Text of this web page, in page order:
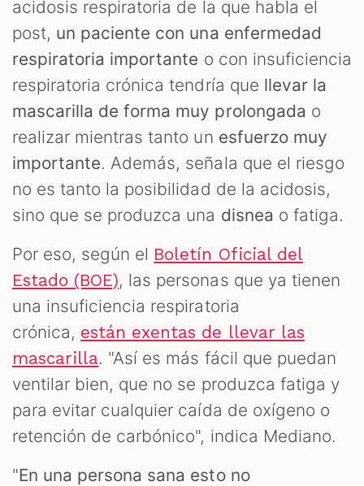
acidosis respiratoria de la que habla el
post, un paciente con una enfermedad
respiratoria importante o con insuficiencia
respiratoria crónica tendría que llevar la
mascarilla de forma muy prolongada o
realizar mientras tanto un esfuerzo muy
importante. Además, señala que el riesgo
no es tanto la posibilidad de la acidosis,
sino que se produzca una disnea o fatiga.
Por eso, según el Boletín Oficial del
Estado (BOE), las personas que ya tienen
una insuficiencia respiratoria
crónica, están exentas de llevar las
mascarilla. "Así es más fácil que puedan
ventilar bien, que no se produzca fatiga y
para evitar cualquier caída de oxígeno o
retención de carbónico", indica Mediano.
"En una persona sana esto no